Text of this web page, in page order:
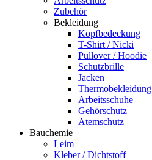
Zubehör
Bekleidung
Kopfbedeckung
T-Shirt / Nicki
Pullover / Hoodie
Schutzbrille
Jacken
Thermobekleidung
Arbeitsschuhe
Gehörschutz
Atemschutz
Bauchemie
Leim
Kleber / Dichtstoff